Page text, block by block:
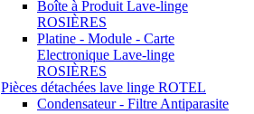
Boîte à Produit Lave-linge
ROSIÈRES
Platine - Module - Carte
Electronique Lave-linge
ROSIÈRES
Pièces détachées lave linge ROTEL
Condensateur - Filtre Antiparasite